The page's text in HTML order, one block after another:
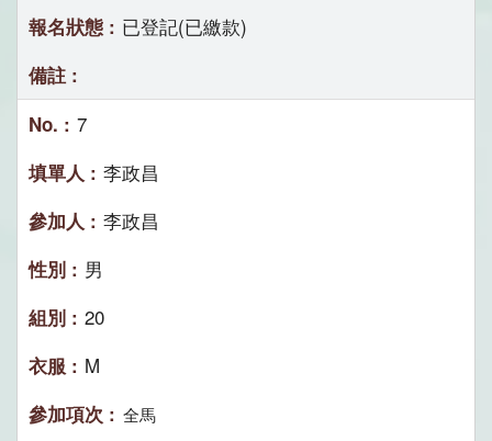
已登記(已繳款)
7
李政昌
李政昌
男
20
M
全馬